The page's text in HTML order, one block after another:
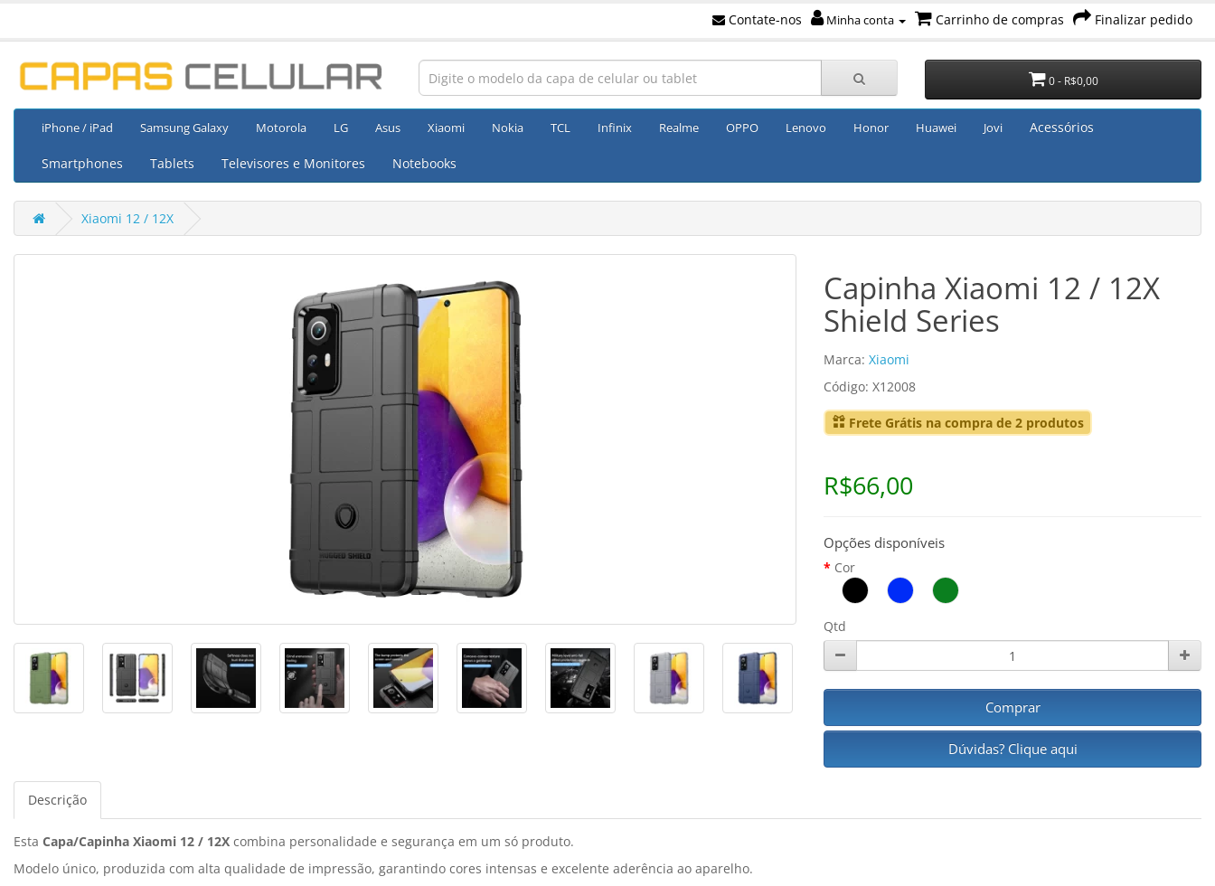
Contate-nos Minha conta Carrinho de compras Finalizar pedido
0 - R$0,00
iPhone / iPad Samsung Galaxy Motorola LG Asus Xiaomi Nokia TCL Infinix Realme OPPO Lenovo Honor Huawei Jovi Acessórios
Smartphones Tablets Televisores e Monitores Notebooks
Xiaomi 12 / 12X
Capinha Xiaomi 12 / 12X
Shield Series
Marca: Xiaomi
Código: X12008
Frete Grátis na compra de 2 produtos
R$66,00
Opções disponíveis
Cor
Qtd
Comprar
Dúvidas? Clique aqui
Descrição
Esta Capa/Capinha Xiaomi 12 / 12X combina personalidade e segurança em um só produto.
Modelo único, produzida com alta qualidade de impressão, garantindo cores intensas e excelente aderência ao aparelho.